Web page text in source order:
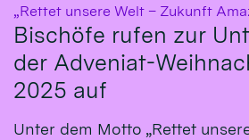
„Rettet unsere Welt – Zukunft
Bischöfe rufen zur
der Adveniat-
2025 auf
Unter dem Motto „Rettet